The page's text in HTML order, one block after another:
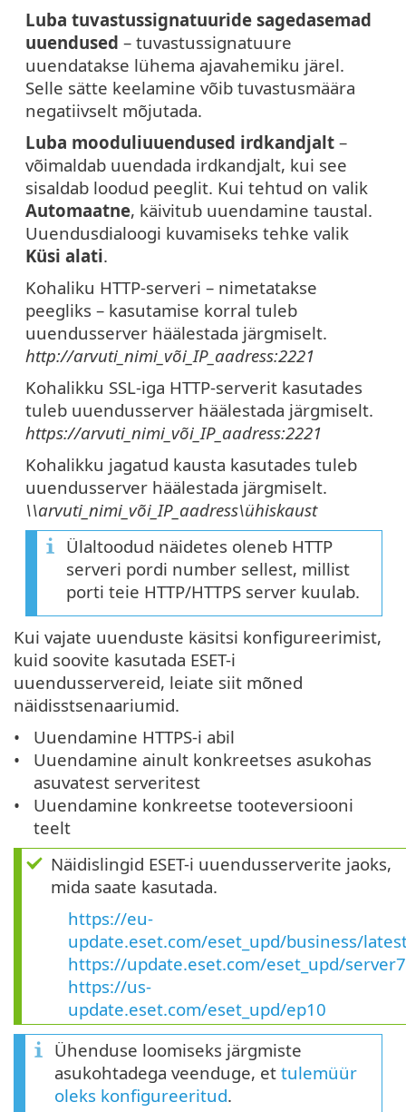
Luba tuvastussignatuuride sagedasemad
uuendused – tuvastussignatuure
uuendatakse lühema ajavahemiku järel.
Selle sätte keelamine võib tuvastusmäära
negatiivselt mõjutada.
Luba mooduliuuendused irdkandjalt –
võimaldab uuendada irdkandjalt, kui see
sisaldab loodud peeglit. Kui tehtud on valik
Automaatne, käivitub uuendamine taustal.
Uuendusdialoogi kuvamiseks tehke valik
Küsi alati.
Kohaliku HTTP-serveri – nimetatakse
peegliks – kasutamise korral tuleb
uuendusserver häälestada järgmiselt.
http://arvuti_nimi_või_IP_aadress:2221
Kohalikku SSL-iga HTTP-serverit kasutades
tuleb uuendusserver häälestada järgmiselt.
https://arvuti_nimi_või_IP_aadress:2221
Kohalikku jagatud kausta kasutades tuleb
uuendusserver häälestada järgmiselt.
\\arvuti_nimi_või_IP_aadress\ühiskaust
Ülaltoodud näidetes oleneb HTTP
serveri pordi number sellest, millist
porti teie HTTP/HTTPS server kuulab.
Kui vajate uuenduste käsitsi konfigureerimist,
kuid soovite kasutada ESET-i
uuendusservereid, leiate siit mõned
näidisstsenaariumid.
Uuendamine HTTPS-i abil
Uuendamine ainult konkreetses asukohas
asuvatest serveritest
Uuendamine konkreetse tooteversiooni
teelt
Näidislingid ESET-i uuendusserverite jaoks,
mida saate kasutada.
https://eu-
update.eset.com/eset_upd/business/
https://update.eset.com/eset_upd/server7
https://us-
update.eset.com/eset_upd/ep10
Ühenduse loomiseks järgmiste
asukohtadega veenduge, et tulemüür
oleks konfigureeritud.